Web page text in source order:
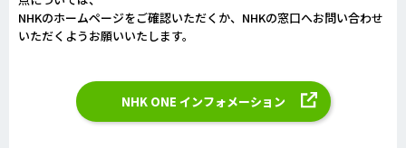
NHKのホームページをご確認いただくか、NHKの窓口へお問い合わせ
いただくようお願いいたします。
NHK ONE インフォメーション